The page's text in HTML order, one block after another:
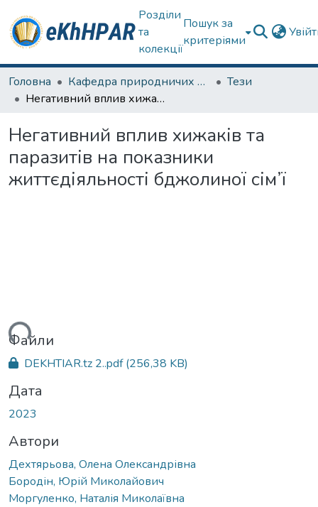
Розділи
та
колекції
Пошук за
критеріями
Головна Кафедра природничих наук та здоров'язбереження
Тези
Негативний вплив хижаків та паразитів на показники життєдіяльності бджолиної сім’ї
Негативний вплив хижаків та
паразитів на показники
життєдіяльності бджолиної сім’ї
Файли
DEKHTIAR.tz 2..pdf(256,38 KB)
Дата
2023
Автори
Дехтярьова, Олена Олександрівна
Бородін, Юрій Миколайович
Моргуленко, Наталія Миколаївна